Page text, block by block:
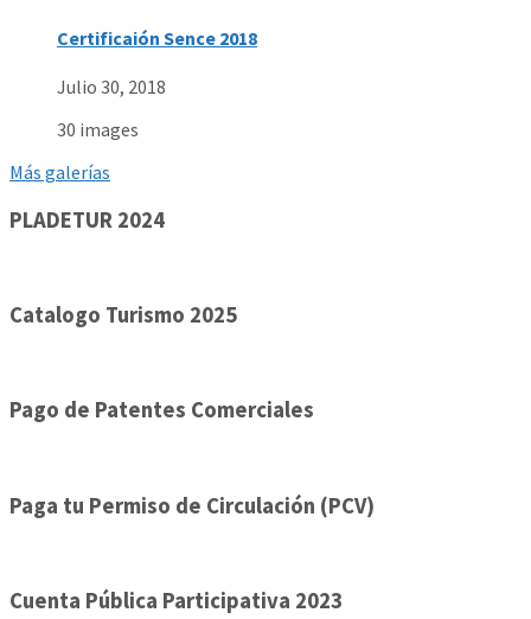
Certificaión Sence 2018
Julio 30, 2018
30 images
Más galerías
PLADETUR 2024
Catalogo Turismo 2025
Pago de Patentes Comerciales
Paga tu Permiso de Circulación (PCV)
Cuenta Pública Participativa 2023